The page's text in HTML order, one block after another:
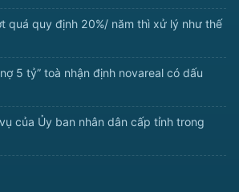
quá quy định 20%/ năm thì xử lý như thế
5 tỷ” toà nhận định novareal có dấu
của Ủy ban nhân dân cấp tỉnh trong